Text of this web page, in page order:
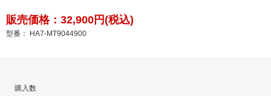
販売価格：32,900円(税込)
型番： HA7-MT9044900
購入数